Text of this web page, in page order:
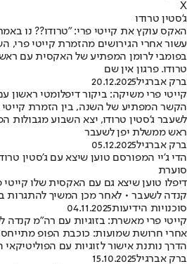
X
ג'סטין טרודו
האקס עוקץ את קייטי פרי: "טרודו?? נו
עשור אחרי הגירושים מהזמרת קייטי פרי,
בפומבי לרומן המפתיע של האקסית עם
טרודו. פרגון אין שם
ברק אברגיל20.12.2025
קייטי פרי משיקה: ביקור דיפלומטי ראשון
הקשר המפתיע של השנה, בין הזמרת
לשעבר ג'סטין טרודו, יצא השבוע מגבולות
ראש ממשלת יפן לשעבר
ברק אברגיל05.12.2025
הדי ג'יי המפורסם טוען שיצא עם ג'סטין
סוערת
דיפלו טוען שיצא גם עם האקסית שלו
קנדה לשעבר • לאחר מכן המשיך להתגרות
סוכנויות הידיעות04.11.2025
קייטי פרי מאשרת: בזוגיות עם רה"מ קנדה
אחרי חרושת שמועות: כוכבת הפופ
הדרך נותנת אישור לזוגיות עם הפוליטיקאי
ברק אברגיל15.10.2025